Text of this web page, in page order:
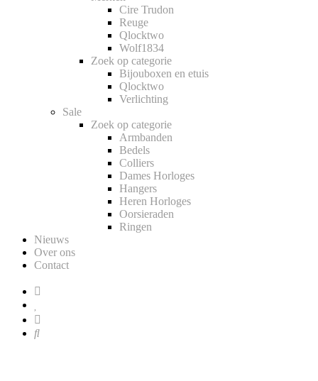
Cire Trudon
Reuge
Qlocktwo
Wolf1834
Zoek op categorie
Bijouboxen en etuis
Qlocktwo
Verlichting
Sale
Zoek op categorie
Armbanden
Bedels
Colliers
Dames Horloges
Hangers
Heren Horloges
Oorsieraden
Ringen
Nieuws
Over ons
Contact